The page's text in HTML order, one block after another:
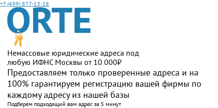
+7 (499) 877-13-28
Немассовые юридические адреса под
любую ИФНС Москвы от 10 000₽
Предоставляем только проверенные адреса и на
100% гарантируем регистрацию вашей фирмы по
каждому адресу из нашей базы
Подберем подходящий вам адрес за 5 минут